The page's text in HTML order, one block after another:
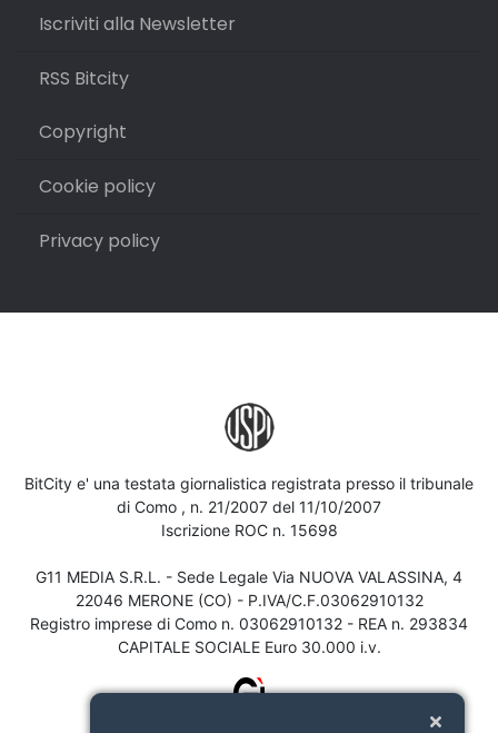
Iscriviti alla Newsletter
RSS Bitcity
Copyright
Cookie policy
Privacy policy
BitCity e' una testata giornalistica registrata presso il tribunale
di Como , n. 21/2007 del 11/10/2007
Iscrizione ROC n. 15698
G11 MEDIA S.R.L. - Sede Legale Via NUOVA VALASSINA, 4
22046 MERONE (CO) - P.IVA/C.F.03062910132
Registro imprese di Como n. 03062910132 - REA n. 293834
CAPITALE SOCIALE Euro 30.000 i.v.